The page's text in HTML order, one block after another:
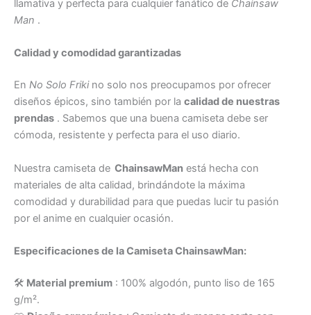
llamativa y perfecta para cualquier fanático de Chainsaw
Man .
Calidad y comodidad garantizadas
En No Solo Frikino solo nos preocupamos por ofrecer
diseños épicos, sino también por la calidad de nuestras
prendas . Sabemos que una buena camiseta debe ser
cómoda, resistente y perfecta para el uso diario.
Nuestra camiseta de ChainsawMan está hecha con
materiales de alta calidad, brindándote la máxima
comodidad y durabilidad para que puedas lucir tu pasión
por el anime en cualquier ocasión.
Especificaciones de la Camiseta ChainsawMan:
🛠 Material premium : 100% algodón, punto liso de 165
g/m².